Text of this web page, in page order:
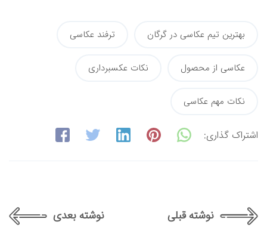
بهترین تیم عکاسی در گرگان ترفند عکاسی
عکاسی از محصول نکات عکسبرداری
نکات مهم عکاسی
اشتراک گذاری:
نوشته قبلی نوشته بعدی